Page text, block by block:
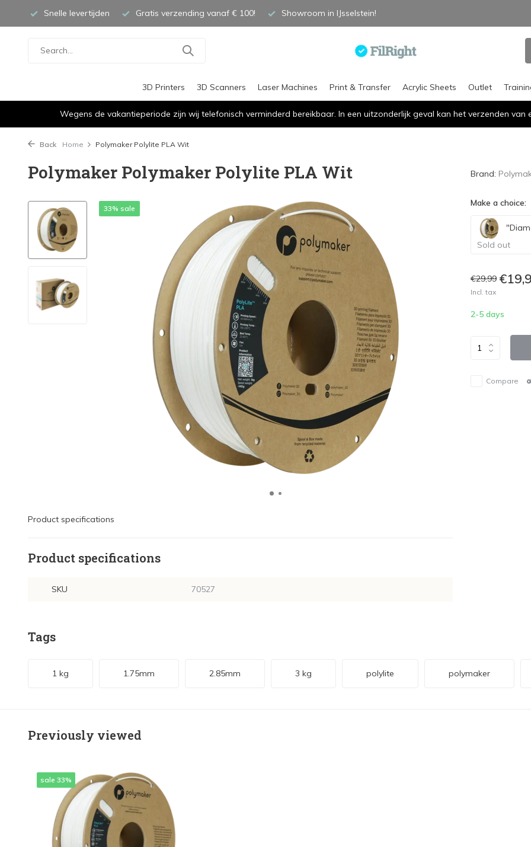
Snelle levertijden Gratis verzending vanaf € 100! Showroom in IJsselstein!
3D Printers 3D Scanners Laser Machines Print & Transfer Acrylic Sheets Outlet
Wegens de vakantieperiode zijn wij telefonisch verminderd bereikbaar. In een uitzonderlijk geval kan het verzenden
Back Home Polymaker Polylite PLA Wit
Polymaker Polymaker Polylite PLA Wit
33% sale
Product specifications
Product specifications
SKU 70527
Brand:
Make a choice:
Sold out
€29,99
Incl. tax
2-5 days
Compare
Tags
1 kg 1.75mm 2.85mm 3 kg polylite polymaker
Previously viewed
sale 33%